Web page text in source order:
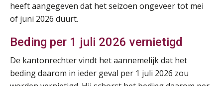
heeft aangegeven dat het seizoen ongeveer tot mei
of juni 2026 duurt.
Beding per 1 juli 2026 vernietigd
De kantonrechter vindt het aannemelijk dat het
beding daarom in ieder geval per 1 juli 2026 zou
17
17
SEP
MOCuitgevers